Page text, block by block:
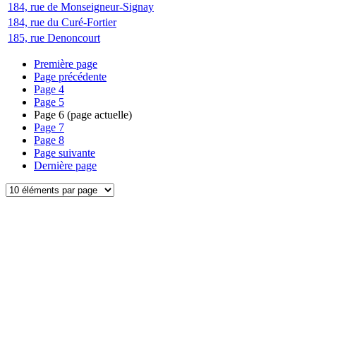
184, rue de Monseigneur-Signay
184, rue du Curé-Fortier
185, rue Denoncourt
Première page
Page précédente
Page 4
Page 5
Page 6 (page actuelle)
Page 7
Page 8
Page suivante
Dernière page